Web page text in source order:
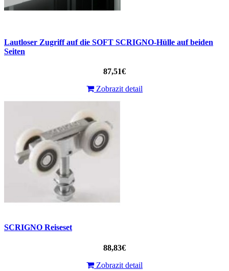
Lautloser Zugriff auf die SOFT SCRIGNO-Hülle auf beiden
Seiten
87,51€
Zobrazit detail
SCRIGNO Reiseset
88,83€
Zobrazit detail